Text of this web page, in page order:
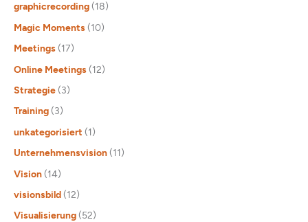
graphicrecording (18)
Magic Moments (10)
Meetings (17)
Online Meetings (12)
Strategie (3)
Training (3)
unkategorisiert (1)
Unternehmensvision (11)
Vision (14)
visionsbild (12)
Visualisierung (52)